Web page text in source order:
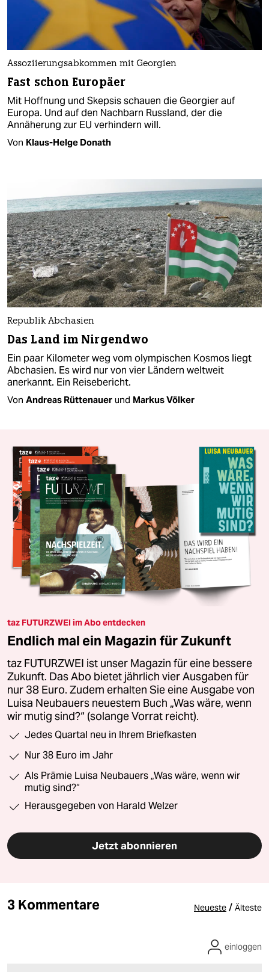
Assoziierungsabkommen mit Georgien
Fast schon Europäer
Mit Hoffnung und Skepsis schauen die Georgier auf
Europa. Und auf den Nachbarn Russland, der die
Annäherung zur EU verhindern will.
Von Klaus-Helge Donath
Republik Abchasien
Das Land im Nirgendwo
Ein paar Kilometer weg vom olympischen Kosmos liegt
Abchasien. Es wird nur von vier Ländern weltweit
anerkannt. Ein Reisebericht.
Von Andreas Rüttenauer und Markus Völker
taz FUTURZWEI im Abo entdecken
Endlich mal ein Magazin für Zukunft
taz FUTURZWEI ist unser Magazin für eine bessere
Zukunft. Das Abo bietet jährlich vier Ausgaben für
nur 38 Euro. Zudem erhalten Sie eine Ausgabe von
Luisa Neubauers neuestem Buch „Was wäre, wenn
wir mutig sind?“ (solange Vorrat reicht).
Jedes Quartal neu in Ihrem Briefkasten
Nur 38 Euro im Jahr
Als Prämie Luisa Neubauers „Was wäre, wenn wir
mutig sind?“
Herausgegeben von Harald Welzer
Jetzt abonnieren
3 Kommentare Neueste / Älteste
einloggen